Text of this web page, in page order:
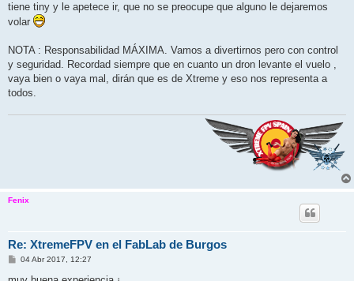
tiene tiny y le apetece ir, que no se preocupe que alguno le dejaremos
volar
NOTA : Responsabilidad MÁXIMA. Vamos a divertirnos pero con control
y seguridad. Recordad siempre que en cuanto un dron levante el vuelo ,
vaya bien o vaya mal, dirán que es de Xtreme y eso nos representa a
todos.
Fenix
Re: XtremeFPV en el FabLab de Burgos
M
n
04 Abr 2017, 12:27